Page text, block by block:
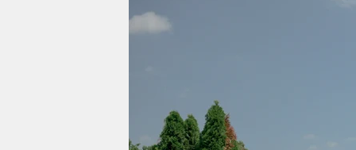
wahrheit
veranstaltungen